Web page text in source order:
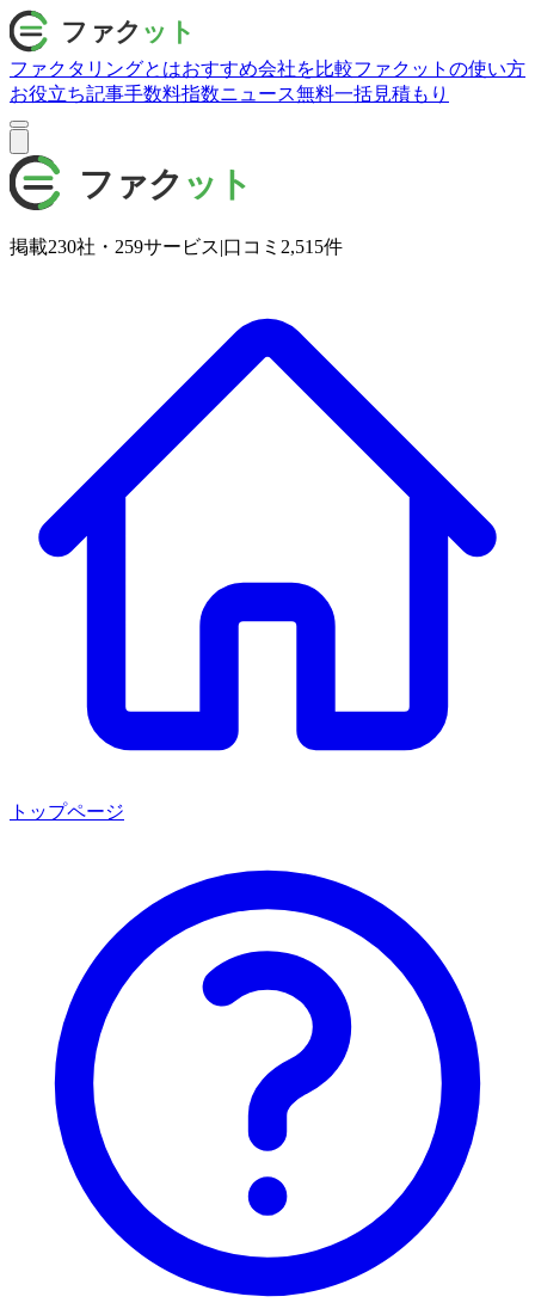
ファクタリングとはおすすめ会社を比較ファクットの使い方
お役立ち記事手数料指数ニュース無料一括見積もり
掲載230社・ 259サービス|口コミ 2,515件
トップページ